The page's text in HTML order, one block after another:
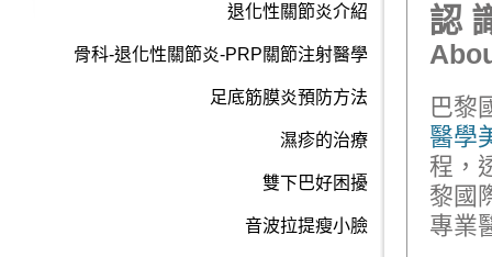
退化性關節炎介紹
骨科-退化性關節炎-PRP關節注射醫學
足底筋膜炎預防方法
濕疹的治療
雙下巴好困擾
音波拉提瘦小臉
認
巴黎
醫學
程，
黎國
專業